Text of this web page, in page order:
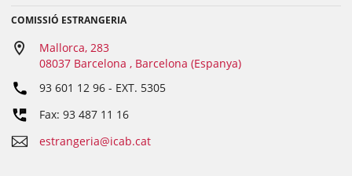
COMISSIÓ ESTRANGERIA
Mallorca, 283
08037 Barcelona , Barcelona (Espanya)
93 601 12 96 - EXT. 5305
Fax: 93 487 11 16
estrangeria@icab.cat